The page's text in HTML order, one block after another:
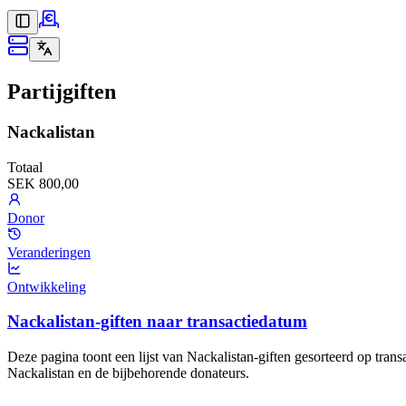
Partijgiften
Nackalistan
Totaal
SEK 800,00
Donor
Veranderingen
Ontwikkeling
Nackalistan-giften naar transactiedatum
Deze pagina toont een lijst van Nackalistan-giften gesorteerd op
Nackalistan en de bijbehorende donateurs.